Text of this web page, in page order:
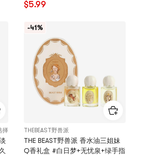
4.8
星，
$5.99
择
-41%
THEBEAST野兽派
THE BEAST野兽派 香水油三姐妹
Q香礼盒 #白日梦+无忧泉+绿手指